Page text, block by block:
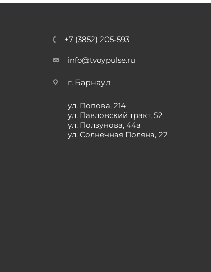
+7 (3852) 205-593
info@tvoypulse.ru
г. Барнаул
ул. Попова, 214
ул. Павловский тракт, 52
ул. Ползунова, 44а
ул. Солнечная Поляна, 22